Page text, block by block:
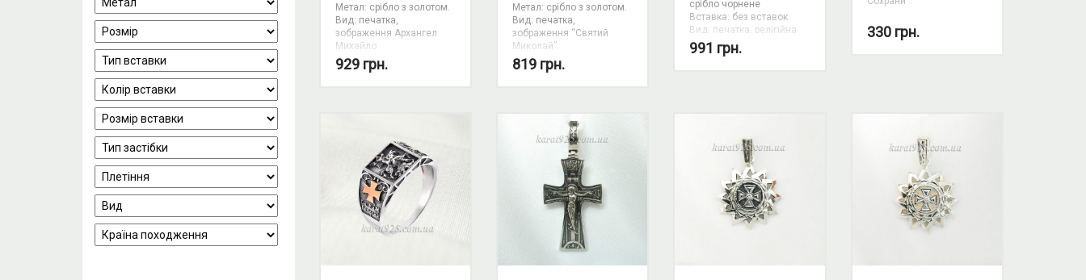
Метал: срібло з золотом.
Вид: печатка,
зображення Архангел
Михайло.
929 грн.
Метал: срібло з золотом.
Вид: печатка,
зображення “Святий
Миколай”.
819 грн.
срібло чорнене
Вставка: без вставок
Вид: печатка, релігійна
тематика
991 грн.
330 грн.